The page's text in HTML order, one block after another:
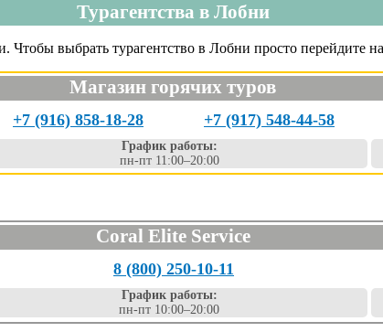
Турагентства в Лобни
выбрать турагентство в Лобни просто перейдите
Магазин горячих туров
+7 (916) 858-18-28 +7 (917) 548-44-58
График работы:
пн-пт 11:00–20:00
Coral Elite Service
8 (800) 250-10-11
График работы:
пн-пт 10:00–20:00